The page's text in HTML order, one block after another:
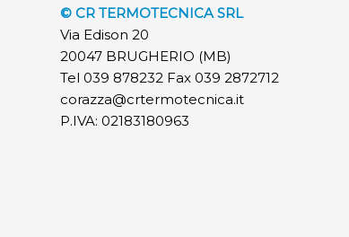
© CR TERMOTECNICA SRL
Via Edison 20
20047 BRUGHERIO (MB)
Tel 039 878232 Fax 039 2872712
corazza@crtermotecnica.it
P.IVA: 02183180963